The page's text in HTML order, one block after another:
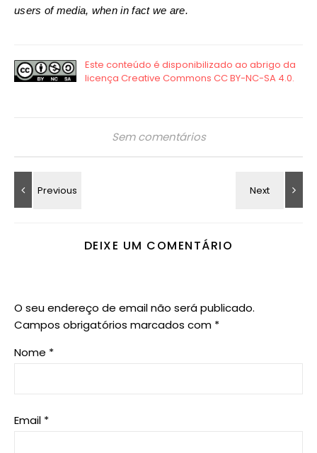
users of media, when in fact we are.
Sem comentários
DEIXE UM COMENTÁRIO
O seu endereço de email não será publicado.
Campos obrigatórios marcados com *
Nome *
Email *